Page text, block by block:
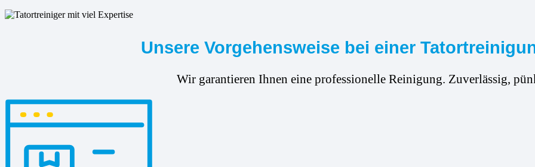
Unsere Vorgehensweise bei einer
Wir garantieren Ihnen eine professionelle Reinigung. Zuverlässig,